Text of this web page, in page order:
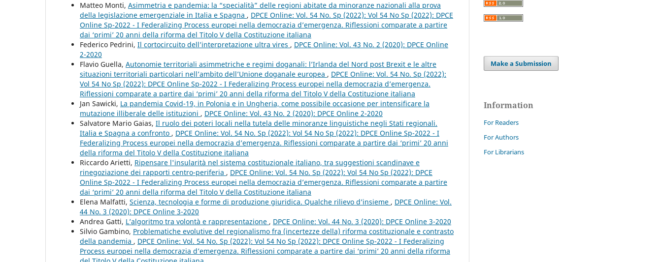
Matteo Monti, Asimmetria e pandemia: la “specialità” delle regioni abitate da minoranze nazionali alla prova
della legislazione emergenziale in Italia e Spagna , DPCE Online: Vol. 54 No. Sp (2022): Vol 54 No Sp (2022): DPCE
Online Sp-2022 - I Federalizing Process europei nella democrazia d’emergenza. Riflessioni comparate a partire
dai ‘primi’ 20 anni della riforma del Titolo V della Costituzione italiana
Federico Pedrini, Il cortocircuito dell’interpretazione ultra vires , DPCE Online: Vol. 43 No. 2 (2020): DPCE Online
2-2020
Flavio Guella, Autonomie territoriali asimmetriche e regimi doganali: l’Irlanda del Nord post Brexit e le altre
situazioni territoriali particolari nell’ambito dell’Unione doganale europea , DPCE Online: Vol. 54 No. Sp (2022):
Vol 54 No Sp (2022): DPCE Online Sp-2022 - I Federalizing Process europei nella democrazia d’emergenza.
Riflessioni comparate a partire dai ‘primi’ 20 anni della riforma del Titolo V della Costituzione italiana
Jan Sawicki, La pandemia Covid-19, in Polonia e in Ungheria, come possibile occasione per intensificare la
mutazione illiberale delle istituzioni , DPCE Online: Vol. 43 No. 2 (2020): DPCE Online 2-2020
Salvatore Mario Gaias, Il ruolo dei poteri locali nella tutela delle minoranze linguistiche negli Stati regionali.
Italia e Spagna a confronto , DPCE Online: Vol. 54 No. Sp (2022): Vol 54 No Sp (2022): DPCE Online Sp-2022 - I
Federalizing Process europei nella democrazia d’emergenza. Riflessioni comparate a partire dai ‘primi’ 20 anni
della riforma del Titolo V della Costituzione italiana
Riccardo Arietti, Ripensare l'insularità nel sistema costituzionale italiano, tra suggestioni scandinave e
rinegoziazione dei rapporti centro-periferia , DPCE Online: Vol. 54 No. Sp (2022): Vol 54 No Sp (2022): DPCE
Online Sp-2022 - I Federalizing Process europei nella democrazia d’emergenza. Riflessioni comparate a partire
dai ‘primi’ 20 anni della riforma del Titolo V della Costituzione italiana
Elena Malfatti, Scienza, tecnologia e forme di produzione giuridica. Qualche rilievo d’insieme , DPCE Online: Vol.
44 No. 3 (2020): DPCE Online 3-2020
Andrea Gatti, L’algoritmo tra volontà e rappresentazione , DPCE Online: Vol. 44 No. 3 (2020): DPCE Online 3-2020
Silvio Gambino, Problematiche evolutive del regionalismo fra (incertezze della) riforma costituzionale e contrasto
della pandemia , DPCE Online: Vol. 54 No. Sp (2022): Vol 54 No Sp (2022): DPCE Online Sp-2022 - I Federalizing
Process europei nella democrazia d’emergenza. Riflessioni comparate a partire dai ‘primi’ 20 anni della riforma
Make a Submission
Information
For Readers
For Authors
For Librarians